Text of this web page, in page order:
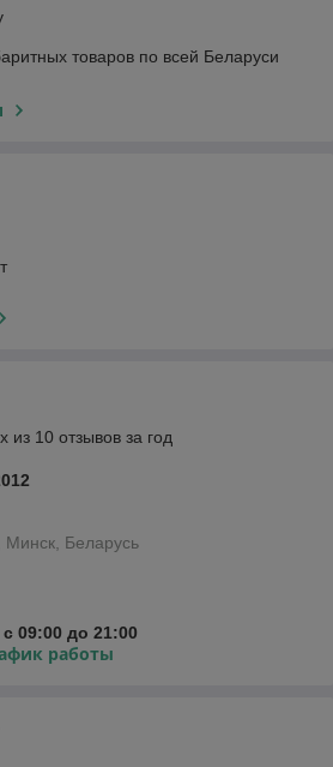
товаров по всей Беларуси
из 10 отзывов за год
Минск, Беларусь
09:00 до 21:00
работы